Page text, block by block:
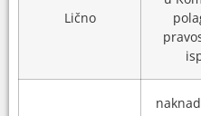
Lično